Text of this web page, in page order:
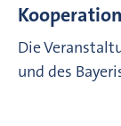
Kooperation
Die
und des